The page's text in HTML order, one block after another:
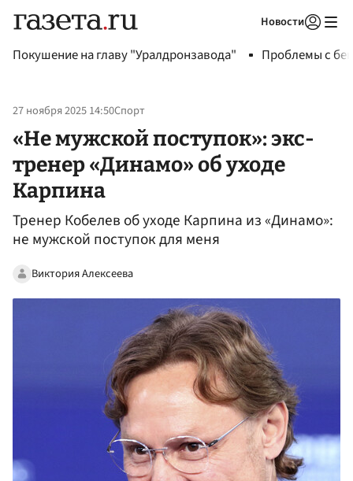
Новости
Покушение на главу "Уралдронзавода" Проблемы с
27 ноября 2025 14:50Спорт
«Не мужской поступок»: экс-
тренер «Динамо» об уходе
Карпина
Тренер Кобелев об уходе Карпина из «Динамо»:
не мужской поступок для меня
Виктория Алексеева